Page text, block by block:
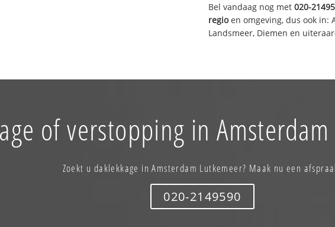
Bel vandaag nog met 020-
regioen omgeving, dus ook in:
Landsmeer, Diemen en
of verstopping in
Zoekt u daklekkage in Amsterdam Lutkemeer? Maak nu een
020-2149590